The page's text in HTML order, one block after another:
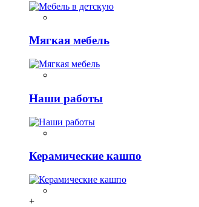
Мягкая мебель
Наши работы
Керамические кашпо
+